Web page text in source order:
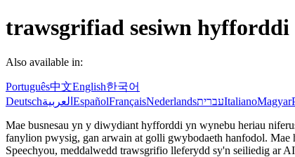
trawsgrifiad sesiwn hyfforddi
Also available in:
Português中文English한국어
Deutschالعربية EspañolFrançaisNederlandsעבריתItalianoMagyar
Mae busnesau yn y diwydiant hyfforddi yn wynebu heriau
fanylion pwysig, gan arwain at golli gwybodaeth hanfodol.
Speechyou, meddalwedd trawsgrifio lleferydd sy'n seiliedig ar